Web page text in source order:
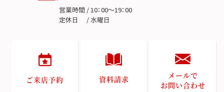
営業時間 / 10：00～19：00
定休日 / 水曜日
ご来店予約 資料請求
メールで
お問い合わせ